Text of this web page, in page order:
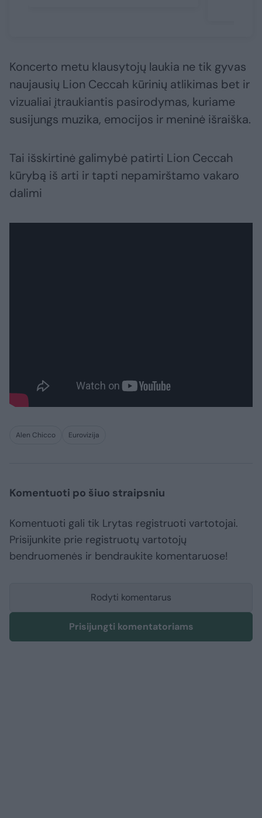
Koncerto metu klausytojų laukia ne tik gyvas
naujausių Lion Ceccah kūrinių atlikimas bet ir
vizualiai įtraukiantis pasirodymas, kuriame
susijungs muzika, emocijos ir meninė išraiška.
Tai išskirtinė galimybė patirti Lion Ceccah
kūrybą iš arti ir tapti nepamirštamo vakaro
dalimi
Alen Chicco Eurovizija
Komentuoti po šiuo straipsniu
Komentuoti gali tik Lrytas registruoti vartotojai.
Prisijunkite prie registruotų vartotojų
bendruomenės ir bendraukite komentaruose!
Rodyti komentarus
Prisijungti komentatoriams